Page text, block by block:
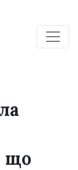
що